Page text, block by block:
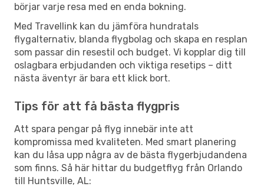
börjar varje resa med en enda bokning.
Med Travellink kan du jämföra hundratals
flygalternativ, blanda flygbolag och skapa en resplan
som passar din resestil och budget. Vi kopplar dig till
oslagbara erbjudanden och viktiga resetips – ditt
nästa äventyr är bara ett klick bort.
Tips för att få bästa flygpris
Att spara pengar på flyg innebär inte att
kompromissa med kvaliteten. Med smart planering
kan du låsa upp några av de bästa flygerbjudandena
som finns. Så här hittar du budgetflyg från Orlando
till Huntsville, AL: